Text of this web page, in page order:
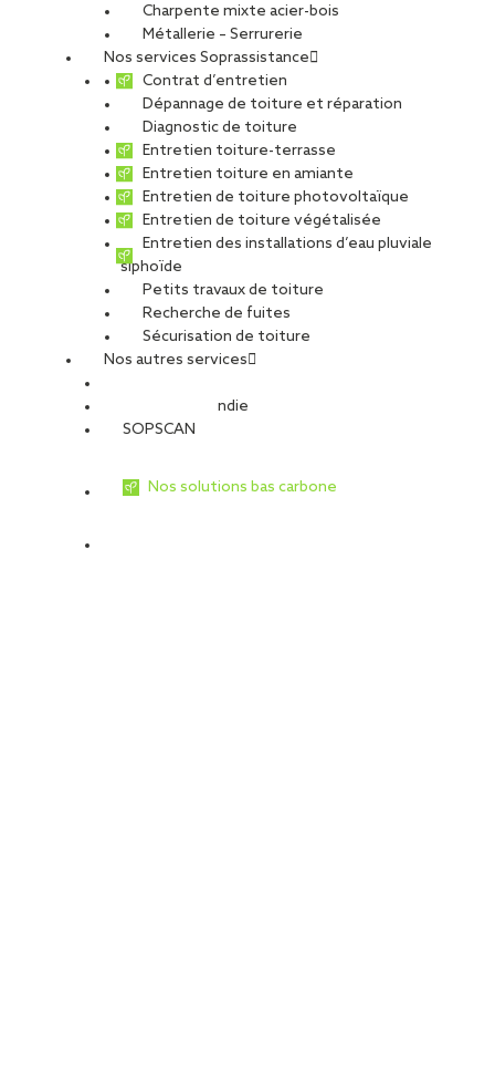
Charpente mixte acier-bois
Métallerie – Serrurerie
Nos services Soprassistance
Contrat d’entretien
Dépannage de toiture et réparation
Diagnostic de toiture
Entretien toiture-terrasse
Entretien toiture en amiante
Entretien de toiture photovoltaïque
Entretien de toiture végétalisée
Entretien des installations d’eau pluviale
siphoïde
Petits travaux de toiture
Recherche de fuites
Sécurisation de toiture
Nos autres services
Sécurité Incendie
SOPSCAN
Nos solutions bas carbone